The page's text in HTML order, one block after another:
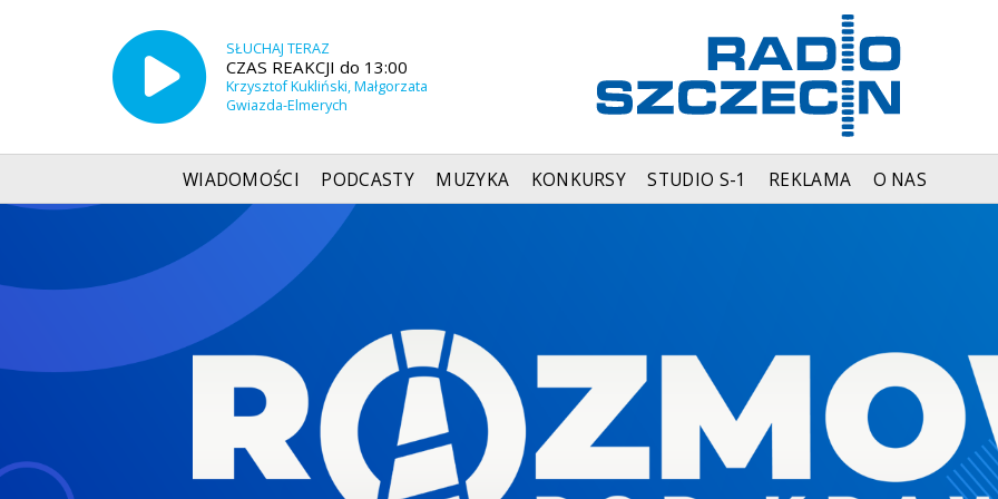
SŁUCHAJ TERAZ
CZAS REAKCJI do 13:00
Krzysztof Kukliński, Małgorzata
Gwiazda-Elmerych
WIADOMOŚCI PODCASTY MUZYKA KONKURSY STUDIO S-1 REKLAMA O NAS